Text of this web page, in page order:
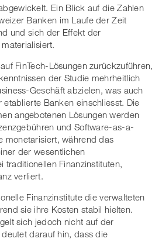
Ein Blick auf die Zahlen
Banken im Laufe der Zeit
und sich der Effekt der
FinTech-Lösungen zurückzuführen,
der Studie mehrheitlich
Geschäft abzielen, was auch
etablierte Banken einschliesst. Die
angebotenen Lösungen werden
und Software-as-a-
monetarisiert, während das
der wesentlichen
traditionellen Finanzinstituten,
verliert.
Finanzinstitute die verwalteten
sie ihre Kosten stabil hielten.
sich jedoch nicht auf der
darauf hin, dass die